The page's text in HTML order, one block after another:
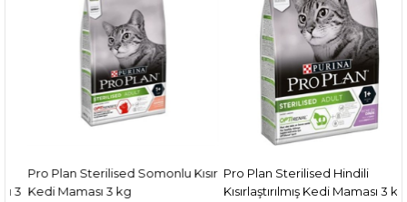
Pro Plan Sterilised Somonlu Kısır
Kedi Maması 3 kg
Pro Plan Sterilised Hindili
Kısırlaştırılmış Kedi Maması 3 kg